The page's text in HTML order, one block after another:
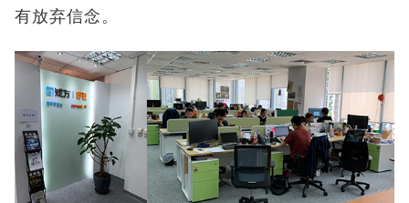
有放弃信念。